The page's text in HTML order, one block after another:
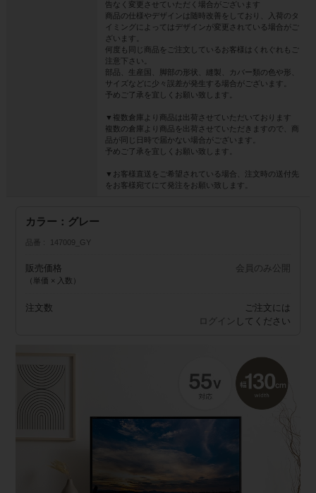
告なく変更させていただく場合がございます
商品の仕様やデザインは随時改善をしており、入荷のタ
イミングによってはデザインが変更されている場合がご
ざいます。
何度も同じ商品をご注文しているお客様はくれぐれもご
注意下さい。
部品、生産国、脚部の形状、縫製、カバー類の色や形、
サイズなどに少々誤差が発生する場合がございます。
予めご了承を宜しくお願い致します。
▼複数倉庫より商品は出荷させていただいております
複数の倉庫より商品を出荷させていただきますので、商
品が同じ日時で届かない場合がございます。
予めご了承を宜しくお願い致します。
▼お客様直送をご希望されている場合、注文時の送付先
をお客様宛てにて発注をお願い致します。
カラー：グレー
品番 147009_GY
販売価格
（単価 × 入数）
会員のみ公開
注文数
ご注文には
ログイン してください